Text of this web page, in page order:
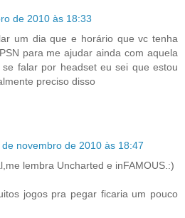
de 2010 às 18:33
um dia que e horário que vc tenha
para me ajudar ainda com aquela
falar por headset eu sei que estou
preciso disso
de novembro de 2010 às 18:47
lembra Uncharted e inFAMOUS.:)
jogos pra pegar ficaria um pouco